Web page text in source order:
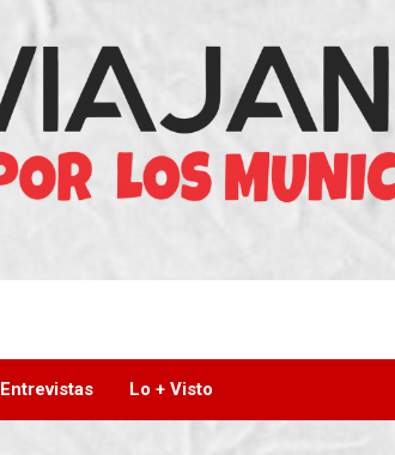
Entrevistas Lo + Visto